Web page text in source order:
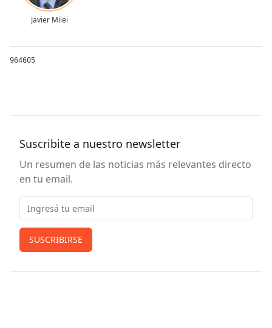
Javier Milei
964605
Suscribite a nuestro newsletter
Un resumen de las noticias más relevantes directo
en tu email.
Email
SUSCRIBIRSE